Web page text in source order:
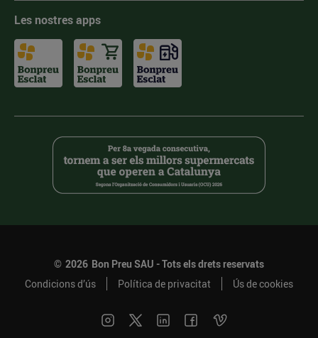
Les nostres apps
© 2026 Bon Preu SAU - Tots els drets reservats
Condicions d’ús
Política de privacitat Ús de cookies